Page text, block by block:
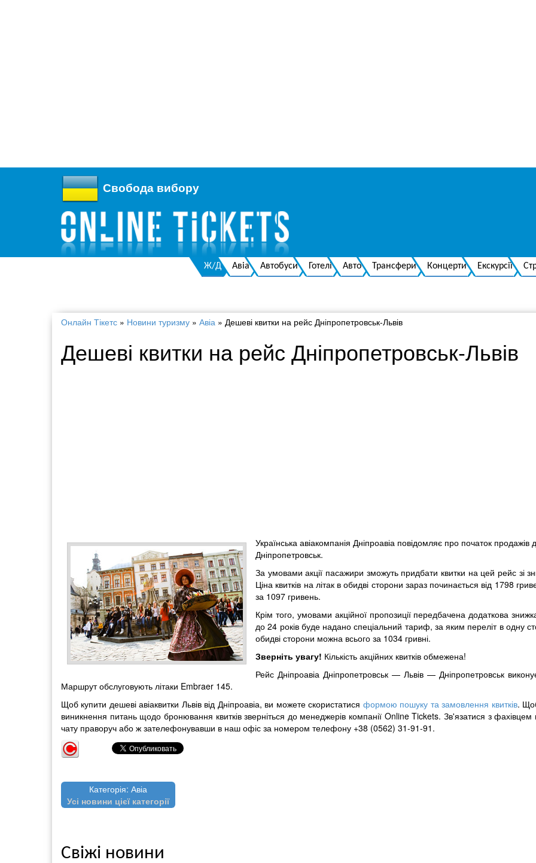
Свобода вибору
Ж/Д Авіа Автобуси Готелі Авто Трансфери Концерти Екскурсії
Онлайн Тікетс » Новини туризму » Авіа » Дешеві квитки на рейс Дніпропетровськ-Львів
Дешеві квитки на рейс Дніпропетровськ-Львів
Українська авіакомпанія Дніпроавіа повідомляє про початок
Дніпропетровськ.
За умовами акції пасажири зможуть придбати квитки на цей рейс зі
Ціна квитків на літак в обидві сторони зараз починається від 1798
за 1097 гривень.
Крім того, умовами акційної пропозиції передбачена додаткова
до 24 років буде надано спеціальний тариф, за яким переліт в одну
обидві сторони можна всього за 1034 гривні.
Зверніть увагу! Кількість акційних квитків обмежена!
Рейс Дніпроавіа Дніпропетровськ — Львів — Дніпропетровськ
Маршрут обслуговують літаки Embraer 145.
Щоб купити дешеві авіаквитки Львів від Дніпроавіа, ви можете скористатися формою пошуку та замовлення квитків.
виникнення питань щодо бронювання квитків зверніться до менеджерів компанії Online Tickets. Зв'язатися з
чату праворуч або ж зателефонувавши в наш офіс за номером телефону +38 (0562) 31-91-91.
Категорія: Авіа
Усі новини цієї категорії
Свіжі новини